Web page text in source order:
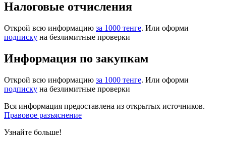
Налоговые отчисления
Открой всю информацию за 1000 тенге. Или оформи
подписку на безлимитные проверки
Информация по закупкам
Открой всю информацию за 1000 тенге. Или оформи
подписку на безлимитные проверки
Вся информация предоставлена из открытых источников.
Правовое разъяснение
Узнайте больше!